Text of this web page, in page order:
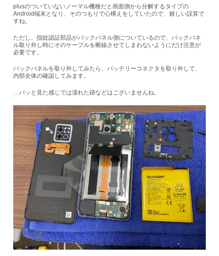
plusのついていないノーマル機種だと画面側から分解するタイプの
Android端末となり、そのつもりで心構えをしていたので、嬉しい誤算で
すね。
ただし、指紋認証部品がバックパネル側についているので、バックパネ
ル取り外し時にそのケーブルを断線させてしまわないようにだけ注意が
必要です。
バックパネルを取り外してみたら、バッテリーコネクタを取り外して、
内部全体の確認してみます。
パッと見た感じでは濡れた跡などはございませんね。